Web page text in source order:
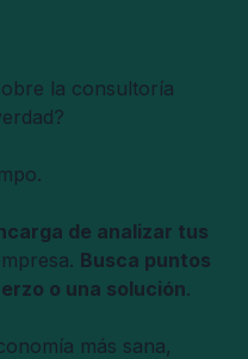
la consultoría
de analizar tus
Busca puntos
o una solución.
más sana,